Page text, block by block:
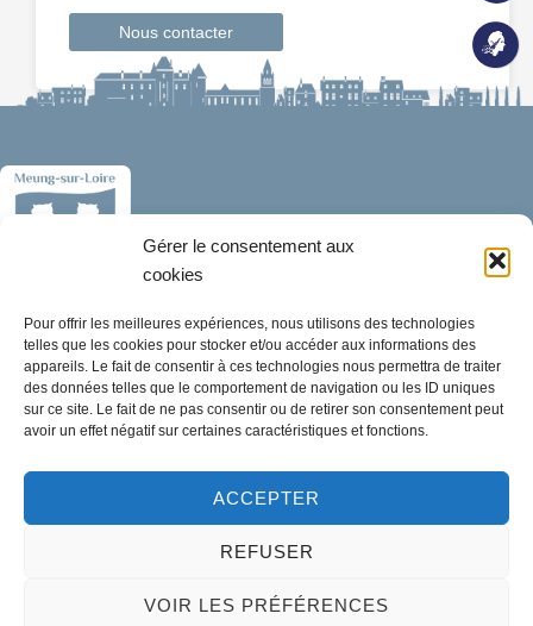
Gérer le consentement aux
cookies
Pour offrir les meilleures expériences, nous utilisons des technologies
telles que les cookies pour stocker et/ou accéder aux informations des
appareils. Le fait de consentir à ces technologies nous permettra de traiter
des données telles que le comportement de navigation ou les ID uniques
sur ce site. Le fait de ne pas consentir ou de retirer son consentement peut
avoir un effet négatif sur certaines caractéristiques et fonctions.
ACCEPTER
REFUSER
VOIR LES PRÉFÉRENCES
Nous contacter
Mairie de Meung-sur-Loire
Mairie,
32 rue du Général de Gaulle,
45130 Meung-sur-Loire
02 38 46 94 94
mairie@meung-sur-loire.com
Horaires d'ouverture